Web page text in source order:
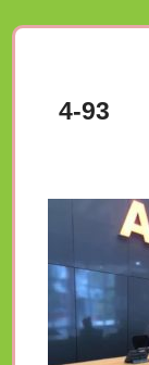
4-93